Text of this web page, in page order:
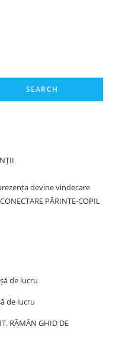
SEARCH
devine vindecare
PĂRINTE-COPIL
de lucru
de lucru
RĂMÂN GHID DE